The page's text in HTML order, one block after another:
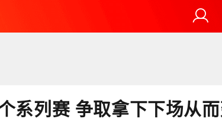
系列赛 争取拿下下场从